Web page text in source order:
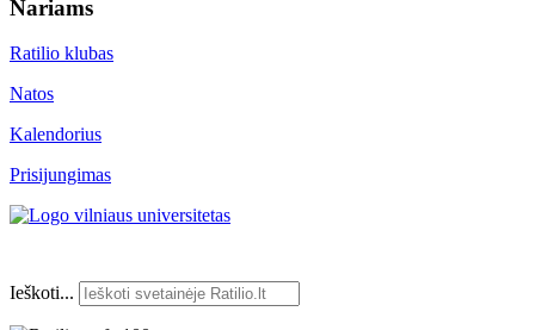
Nariams
Ratilio klubas
Natos
Kalendorius
Prisijungimas
Ieškoti...